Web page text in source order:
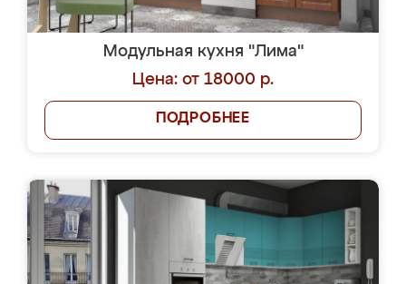
Модульная кухня "Лима"
Цена: от 18000 р.
ПОДРОБНЕЕ